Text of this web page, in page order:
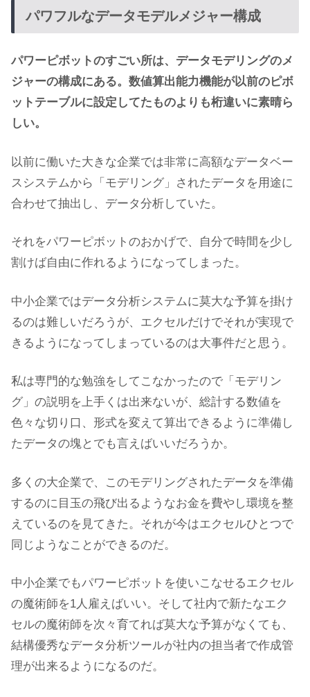
パワフルなデータモデルメジャー構成
パワーピボットのすごい所は、データモデリングのメ
ジャーの構成にある。数値算出能力機能が以前のピボ
ットテーブルに設定してたものよりも桁違いに素晴ら
しい。
以前に働いた大きな企業では非常に高額なデータベー
スシステムから「モデリング」されたデータを用途に
合わせて抽出し、データ分析していた。
それをパワーピボットのおかげで、自分で時間を少し
割けば自由に作れるようになってしまった。
中小企業ではデータ分析システムに莫大な予算を掛け
るのは難しいだろうが、エクセルだけでそれが実現で
きるようになってしまっているのは大事件だと思う。
私は専門的な勉強をしてこなかったので「モデリン
グ」の説明を上手くは出来ないが、総計する数値を
色々な切り口、形式を変えて算出できるように準備し
たデータの塊とでも言えばいいだろうか。
多くの大企業で、このモデリングされたデータを準備
するのに目玉の飛び出るようなお金を費やし環境を整
えているのを見てきた。それが今はエクセルひとつで
同じようなことができるのだ。
中小企業でもパワーピボットを使いこなせるエクセル
の魔術師を1人雇えばいい。そして社内で新たなエク
セルの魔術師を次々育てれば莫大な予算がなくても、
結構優秀なデータ分析ツールが社内の担当者で作成管
理が出来るようになるのだ。